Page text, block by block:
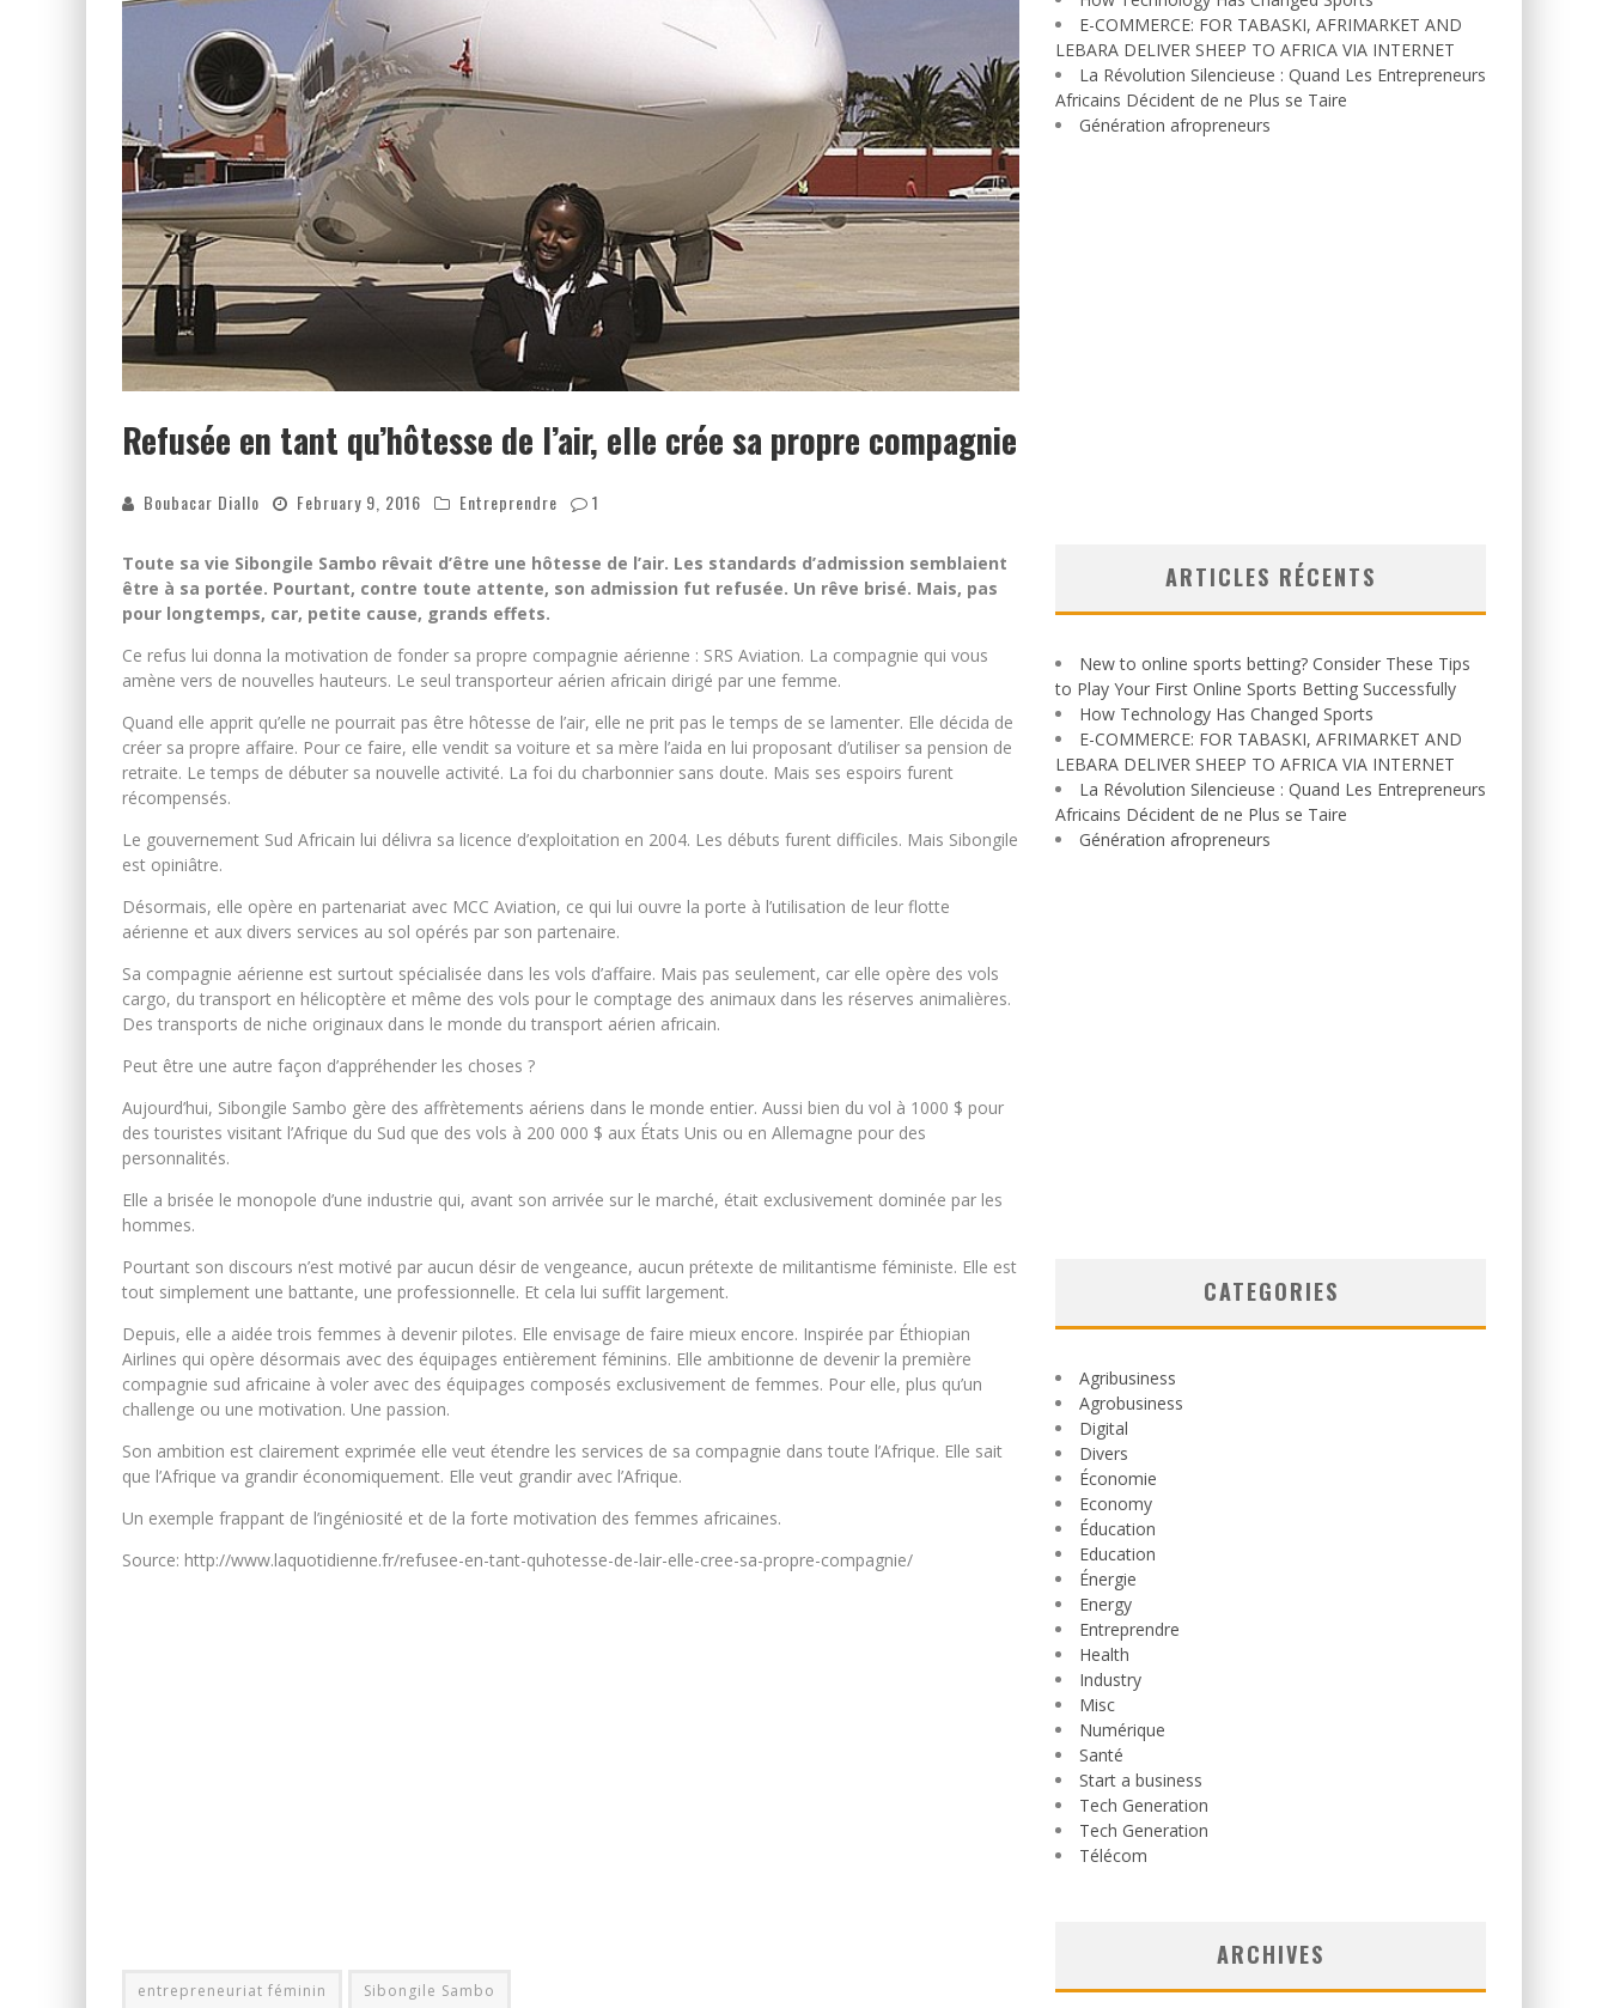
Refusée en tant qu’hôtesse de l’air, elle crée sa propre compagnie
Boubacar Diallo February 9, 2016 Entreprendre 1
Toute sa vie Sibongile Sambo rêvait d’être une hôtesse de l’air. Les standards d’admission semblaient
être à sa portée. Pourtant, contre toute attente, son admission fut refusée. Un rêve brisé. Mais, pas
pour longtemps, car, petite cause, grands effets.
Ce refus lui donna la motivation de fonder sa propre compagnie aérienne : SRS Aviation. La compagnie qui vous
amène vers de nouvelles hauteurs. Le seul transporteur aérien africain dirigé par une femme.
Quand elle apprit qu’elle ne pourrait pas être hôtesse de l’air, elle ne prit pas le temps de se lamenter. Elle décida de
créer sa propre affaire. Pour ce faire, elle vendit sa voiture et sa mère l’aida en lui proposant d’utiliser sa pension de
retraite. Le temps de débuter sa nouvelle activité. La foi du charbonnier sans doute. Mais ses espoirs furent
récompensés.
Le gouvernement Sud Africain lui délivra sa licence d’exploitation en 2004. Les débuts furent difficiles. Mais Sibongile
est opiniâtre.
Désormais, elle opère en partenariat avec MCC Aviation, ce qui lui ouvre la porte à l’utilisation de leur flotte
aérienne et aux divers services au sol opérés par son partenaire.
Sa compagnie aérienne est surtout spécialisée dans les vols d’affaire. Mais pas seulement, car elle opère des vols
cargo, du transport en hélicoptère et même des vols pour le comptage des animaux dans les réserves animalières.
Des transports de niche originaux dans le monde du transport aérien africain.
Peut être une autre façon d’appréhender les choses ?
Aujourd’hui, Sibongile Sambo gère des affrètements aériens dans le monde entier. Aussi bien du vol à 1000 $ pour
des touristes visitant l’Afrique du Sud que des vols à 200 000 $ aux États Unis ou en Allemagne pour des
personnalités.
Elle a brisée le monopole d’une industrie qui, avant son arrivée sur le marché, était exclusivement dominée par les
hommes.
Pourtant son discours n’est motivé par aucun désir de vengeance, aucun prétexte de militantisme féministe. Elle est
tout simplement une battante, une professionnelle. Et cela lui suffit largement.
Depuis, elle a aidée trois femmes à devenir pilotes. Elle envisage de faire mieux encore. Inspirée par Éthiopian
Airlines qui opère désormais avec des équipages entièrement féminins. Elle ambitionne de devenir la première
compagnie sud africaine à voler avec des équipages composés exclusivement de femmes. Pour elle, plus qu’un
challenge ou une motivation. Une passion.
Son ambition est clairement exprimée elle veut étendre les services de sa compagnie dans toute l’Afrique. Elle sait
que l’Afrique va grandir économiquement. Elle veut grandir avec l’Afrique.
Un exemple frappant de l’ingéniosité et de la forte motivation des femmes africaines.
Source: http://www.laquotidienne.fr/refusee-en-tant-quhotesse-de-lair-elle-cree-sa-propre-compagnie/
entrepreneuriat féminin Sibongile Sambo
E-COMMERCE: FOR TABASKI, AFRIMARKET AND
LEBARA DELIVER SHEEP TO AFRICA VIA INTERNET
La Révolution Silencieuse : Quand Les Entrepreneurs
Africains Décident de ne Plus se Taire
Génération afropreneurs
ARTICLES RÉCENTS
New to online sports betting? Consider These Tips
to Play Your First Online Sports Betting Successfully
How Technology Has Changed Sports
E-COMMERCE: FOR TABASKI, AFRIMARKET AND
LEBARA DELIVER SHEEP TO AFRICA VIA INTERNET
La Révolution Silencieuse : Quand Les Entrepreneurs
Africains Décident de ne Plus se Taire
Génération afropreneurs
CATEGORIES
Agribusiness
Agrobusiness
Digital
Divers
Économie
Economy
Éducation
Education
Énergie
Energy
Entreprendre
Health
Industry
Misc
Numérique
Santé
Start a business
Tech Generation
Tech Generation
Télécom
ARCHIVES